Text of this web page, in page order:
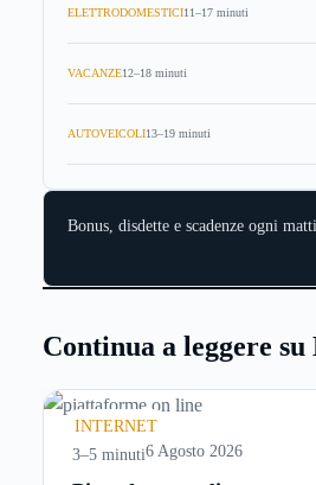
ELETTRODOMESTICI11–17 minuti
VACANZE12–18 minuti
AUTOVEICOLI13–19 minuti
Bonus, disdette e scadenze ogni
Continua a leggere su
INTERNET
3–5 minuti6 Agosto 2026